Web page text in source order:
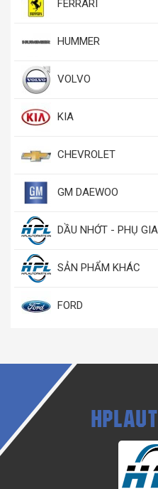
FERRARI
HUMMER
VOLVO
KIA
CHEVROLET
GM DAEWOO
DẦU NHỚT - PHỤ GIA
SẢN PHẨM KHÁC
FORD